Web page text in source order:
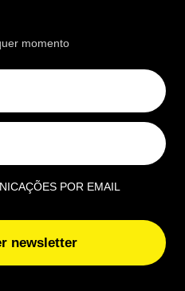
NACIONAL
a vida? Mecânicos
de carros que
idas à oficina
os mecânicos pela
descubra quais são os
vão à oficina
momento
POR EMAIL
newsletter